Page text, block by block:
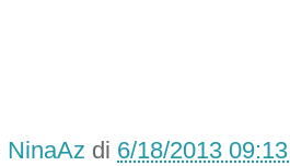
NinaAz di 6/18/2013